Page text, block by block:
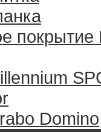
покрытие
Domino